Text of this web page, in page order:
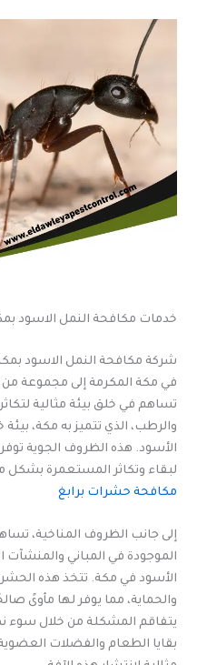
خدمات مكافحة النمل الاسود
شركة مكافحة النمل الاسود
في مكة المكرمة إلى مجموعة من
تساهم في خلق بيئة مثالية
والرطب، الذي تتميز به مكة،
الأسود. هذه الظروف الجوية
لبقاء وتكاثر المستعمرة بشكل
مكافحة حشرات برابغ
إلى جانب الظروف المناخية،
الموجودة في المباني والمنشآت
الأسود في مكة. تتخذ هذه
والحماية، مما يوفر لها مأوىً
يتفاقم المشكلة من خلال سوء
بقايا الطعام والفضلات